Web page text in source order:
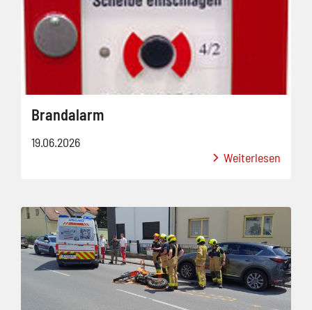
Brandalarm
19.06.2026
Weiterlesen